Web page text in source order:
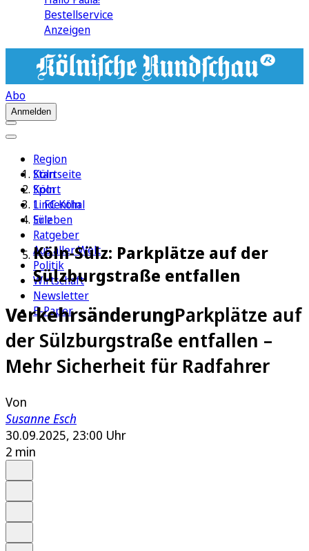
Bestellservice
Anzeigen
Abo
Anmelden
Region
Köln
Sport
1. FC Köln
Erleben
Ratgeber
Aus aller Welt
Politik
Wirtschaft
Newsletter
E-Paper
Startseite
Köln
Lindenthal
Sülz
Köln-Sülz: Parkplätze auf der
Sülzburgstraße entfallen
VerkehrsänderungParkplätze auf
der Sülzburgstraße entfallen –
Mehr Sicherheit für Radfahrer
Von
Susanne Esch
30.09.2025, 23:00 Uhr
2 min